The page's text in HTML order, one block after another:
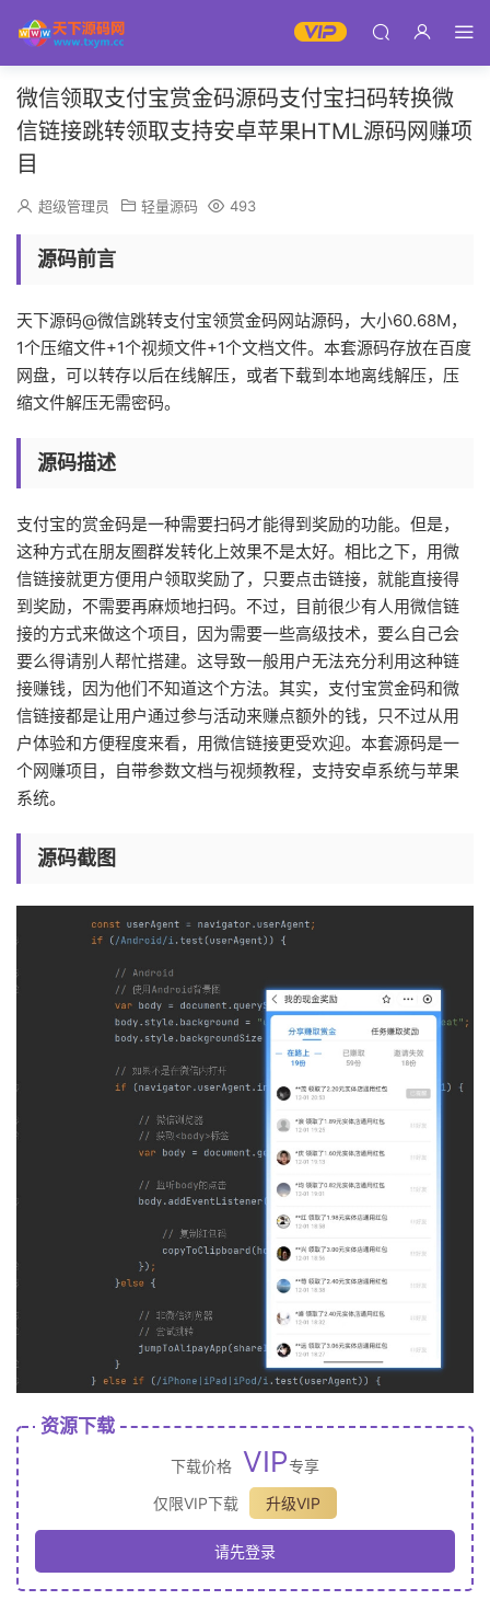
微信领取支付宝赏金码源码支付宝扫码转换微
信链接跳转领取支持安卓苹果HTML源码网赚项
目
超级管理员 轻量源码 493
源码前言
天下源码@微信跳转支付宝领赏金码网站源码，大小60.68M，
1个压缩文件+1个视频文件+1个文档文件。本套源码存放在百度
网盘，可以转存以后在线解压，或者下载到本地离线解压，压
缩文件解压无需密码。
源码描述
支付宝的赏金码是一种需要扫码才能得到奖励的功能。但是，
这种方式在朋友圈群发转化上效果不是太好。相比之下，用微
信链接就更方便用户领取奖励了，只要点击链接，就能直接得
到奖励，不需要再麻烦地扫码。不过，目前很少有人用微信链
接的方式来做这个项目，因为需要一些高级技术，要么自己会
要么得请别人帮忙搭建。这导致一般用户无法充分利用这种链
接赚钱，因为他们不知道这个方法。其实，支付宝赏金码和微
信链接都是让用户通过参与活动来赚点额外的钱，只不过从用
户体验和方便程度来看，用微信链接更受欢迎。本套源码是一
个网赚项目，自带参数文档与视频教程，支持安卓系统与苹果
系统。
源码截图
资源下载
下载价格 VIP专享
仅限VIP下载
升级VIP
请先登录